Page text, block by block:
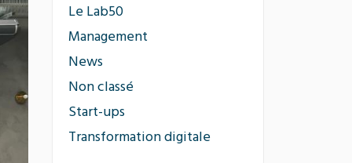
Le Lab50
Management
News
Non classé
Start-ups
Transformation digitale